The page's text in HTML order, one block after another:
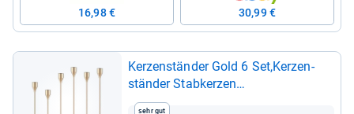
16,98 € 30,99 €
Ker­zen­stän­der Gold 6 Set,Ker­zen­
stän­der Stab­ker­zen
33/29/23cm,Metall Kegel­Ker­zen­
Sehr gut